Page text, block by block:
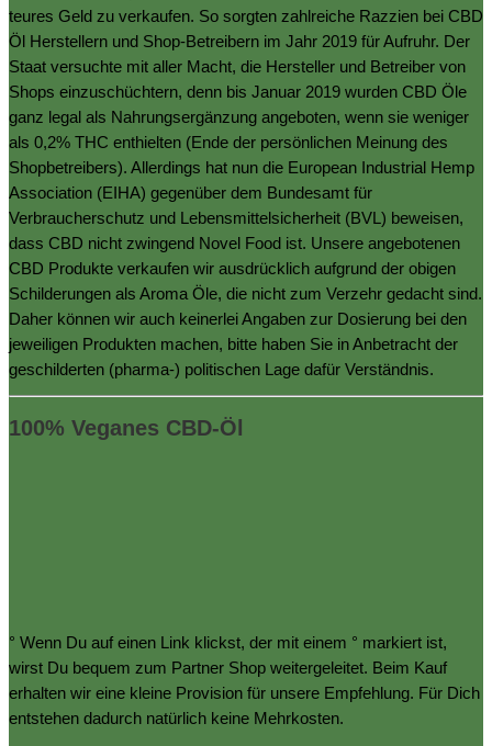
teures Geld zu verkaufen. So sorgten zahlreiche Razzien bei CBD
Öl Herstellern und Shop-Betreibern im Jahr 2019 für Aufruhr. Der
Staat versuchte mit aller Macht, die Hersteller und Betreiber von
Shops einzuschüchtern, denn bis Januar 2019 wurden CBD Öle
ganz legal als Nahrungsergänzung angeboten, wenn sie weniger
als 0,2% THC enthielten (Ende der persönlichen Meinung des
Shopbetreibers). Allerdings hat nun die European Industrial Hemp
Association (EIHA) gegenüber dem Bundesamt für
Verbraucherschutz und Lebensmittelsicherheit (BVL) beweisen,
dass CBD nicht zwingend Novel Food ist. Unsere angebotenen
CBD Produkte verkaufen wir ausdrücklich aufgrund der obigen
Schilderungen als Aroma Öle, die nicht zum Verzehr gedacht sind.
Daher können wir auch keinerlei Angaben zur Dosierung bei den
jeweiligen Produkten machen, bitte haben Sie in Anbetracht der
geschilderten (pharma-) politischen Lage dafür Verständnis.
100% Veganes CBD-Öl
° Wenn Du auf einen Link klickst, der mit einem ° markiert ist,
wirst Du bequem zum Partner Shop weitergeleitet. Beim Kauf
erhalten wir eine kleine Provision für unsere Empfehlung. Für Dich
entstehen dadurch natürlich keine Mehrkosten.